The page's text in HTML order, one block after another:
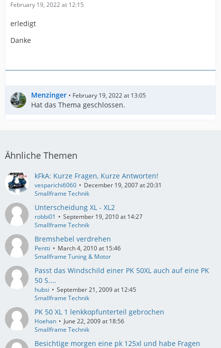
February 19, 2022 at 12:15
erledigt
Danke
Menzinger February 19, 2022 at 13:05
Hat das Thema geschlossen.
Ähnliche Themen
kFkA: Kurze Fragen, Kurze Antworten!
vesparichi6060
December 19, 2007 at 20:31
Smallframe Technik
Unterscheidung XL - XL2
robbi01
September 19, 2010 at 14:27
Smallframe Technik
Bremshebel verdrehen
Pentti
March 4, 2010 at 15:46
Smallframe Tuning & Motor
Passt das Windschild einer PK 50XL auch auf eine PK
50 S....
hubsi
September 21, 2009 at 12:45
Smallframe Technik
PK 50 XL 1 lenkkopfunterteil gebrochen
Hoehan
June 22, 2009 at 18:56
Smallframe Technik
Besichtige morgen eine pk 125xl und habe Fragen